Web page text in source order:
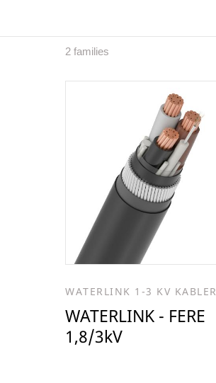
2 families
WATERLINK 1-3 KV KABLER
WATERLINK - FERE
1,8/3kV